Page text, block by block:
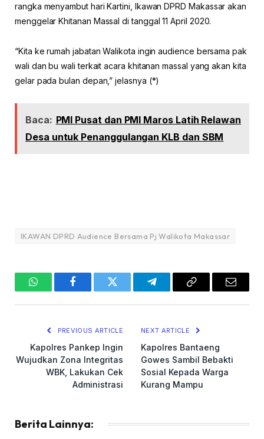
rangka menyambut hari Kartini, Ikawan DPRD Makassar akan
menggelar Khitanan Massal di tanggal 11 April 2020.
“Kita ke rumah jabatan Walikota ingin audience bersama pak
wali dan bu wali terkait acara khitanan massal yang akan kita
gelar pada bulan depan,” jelasnya (*)
Baca: PMI Pusat dan PMI Maros Latih Relawan
Desa untuk Penanggulangan KLB dan SBM
IKAWAN DPRD Audience Bersama Pj Walikota Makassar
WhatsAppFacebookTwitter TelegramCopy
Email
PREVIOUS ARTICLE
Kapolres Pankep Ingin
Wujudkan Zona Integritas
WBK, Lakukan Cek
Administrasi
NEXT ARTICLE
Kapolres Bantaeng
Gowes Sambil Bebakti
Sosial Kepada Warga
Kurang Mampu
Berita Lainnya: